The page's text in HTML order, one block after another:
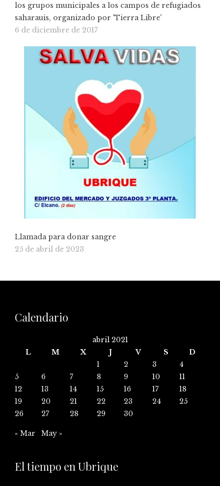
los grupos municipales a los campos de refugiados
saharauis, organizado por 'Tierra Libre'
6 de diciembre de 2017
Llamada para donar sangre
25 de abril de 2023
Calendario
abril 2021
L
M X J V S
D
1
2 3
4
5
6 7 8 9 10
11
12
13 14 15 16 17
18
19
20 21 22 23 24
25
26
27 28 29 30
« Mar May »
El tiempo en Ubrique